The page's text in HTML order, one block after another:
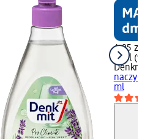
4,95 zł
0,5 l
Denkmit
naczyń
ml